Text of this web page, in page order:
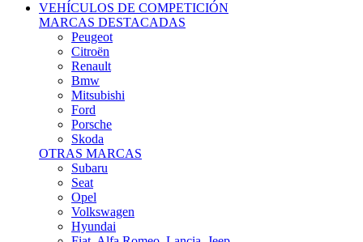
VEHÍCULOS DE COMPETICIÓN
MARCAS DESTACADAS
Peugeot
Citroën
Renault
Bmw
Mitsubishi
Ford
Porsche
Skoda
OTRAS MARCAS
Subaru
Seat
Opel
Volkswagen
Hyundai